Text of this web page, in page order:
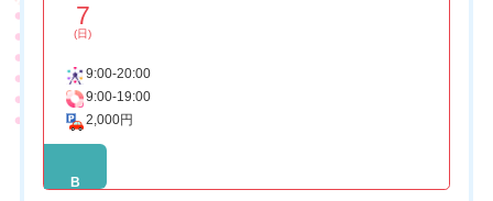
7
(日)
9:00-20:00
9:00-19:00
2,000円
B